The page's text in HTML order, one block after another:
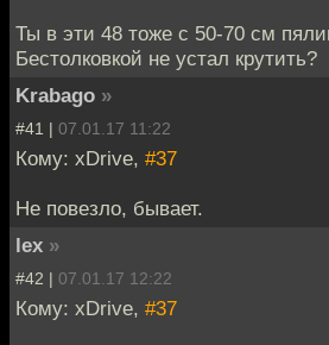
Ты в эти 48 тоже с 50-70 см
Бестолковкой не устал крутить?
Krabago »
#41 | 07.01.17 11:22
Кому: xDrive, #37
Не повезло, бывает.
lex »
#42 | 07.01.17 12:22
Кому: xDrive, #37